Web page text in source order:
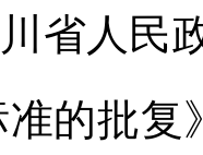
省人民
的批复